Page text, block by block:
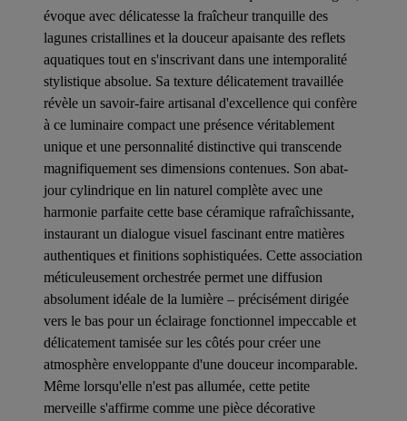
évoque avec délicatesse la fraîcheur tranquille des
lagunes cristallines et la douceur apaisante des reflets
aquatiques tout en s'inscrivant dans une intemporalité
stylistique absolue. Sa texture délicatement travaillée
révèle un savoir-faire artisanal d'excellence qui confère
à ce luminaire compact une présence véritablement
unique et une personnalité distinctive qui transcende
magnifiquement ses dimensions contenues. Son abat-
jour cylindrique en lin naturel complète avec une
harmonie parfaite cette base céramique rafraîchissante,
instaurant un dialogue visuel fascinant entre matières
authentiques et finitions sophistiquées. Cette association
méticuleusement orchestrée permet une diffusion
absolument idéale de la lumière – précisément dirigée
vers le bas pour un éclairage fonctionnel impeccable et
délicatement tamisée sur les côtés pour créer une
atmosphère enveloppante d'une douceur incomparable.
Même lorsqu'elle n'est pas allumée, cette petite
merveille s'affirme comme une pièce décorative